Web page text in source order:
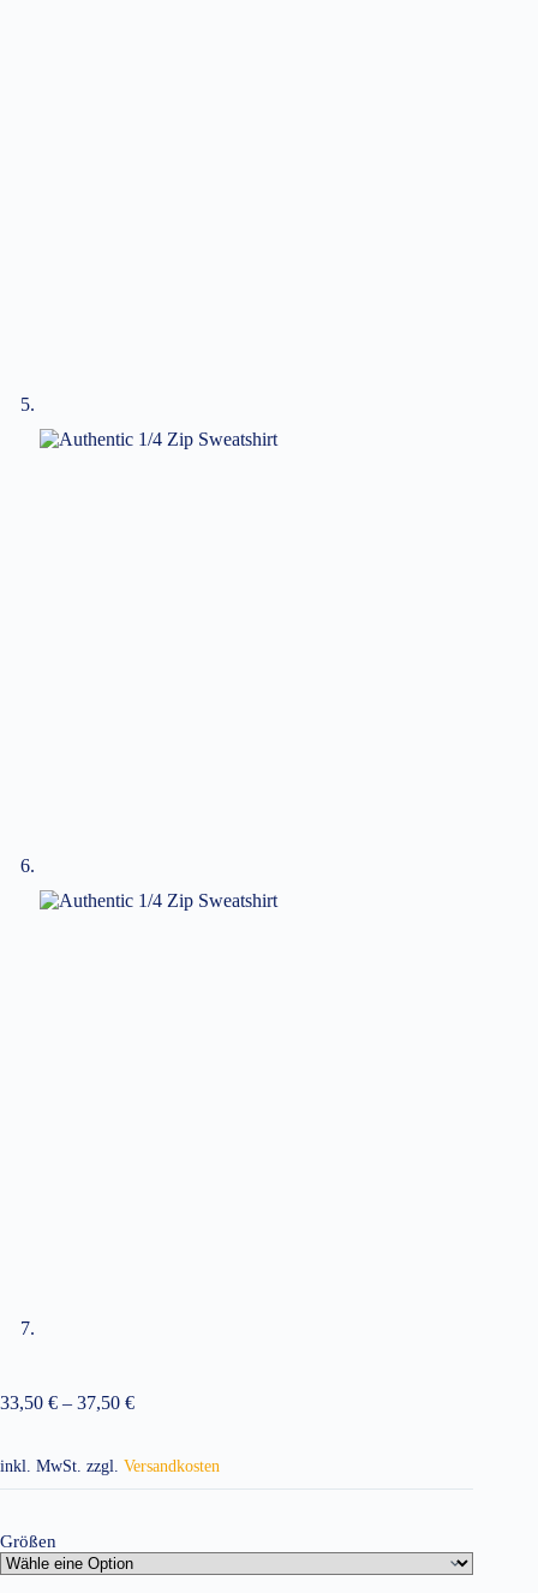
33,50 € – 37,50 €
inkl. MwSt. zzgl. Versandkosten
Größen